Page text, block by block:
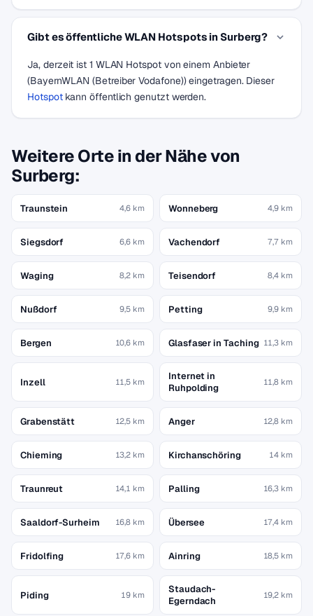
Gibt es öffentliche WLAN Hotspots in Surberg?
Ja, derzeit ist 1 WLAN Hotspot von einem Anbieter
(BayernWLAN (Betreiber Vodafone)) eingetragen. Dieser
Hotspotkann öffentlich genutzt werden.
Weitere Orte in der Nähe von
Surberg:
Traunstein 4,6 km Wonneberg 4,9 km
Siegsdorf 6,6 km Vachendorf 7,7 km
Waging 8,2 km Teisendorf 8,4 km
Nußdorf 9,5 km Petting 9,9 km
Bergen 10,6 km Glasfaser in Taching 11,3 km
Inzell 11,5 km
Internet in
Ruhpolding
11,8 km
Grabenstätt 12,5 km Anger 12,8 km
Chieming 13,2 km Kirchanschöring 14 km
Traunreut 14,1 km Palling 16,3 km
Saaldorf-Surheim 16,8 km Übersee 17,4 km
Fridolfing 17,6 km Ainring 18,5 km
Piding 19 km
Staudach-
Egerndach
19,2 km